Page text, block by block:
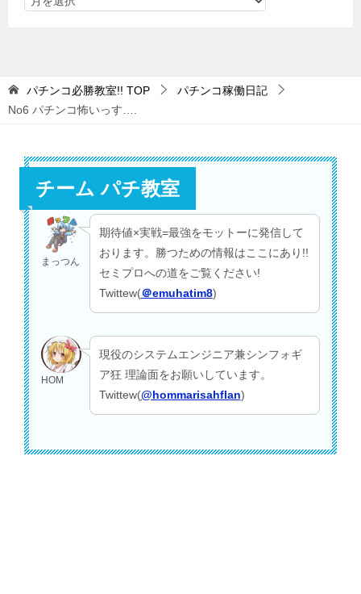
パチンコ必勝教室!! TOP
パチンコ稼働日記
No6 パチンコ怖いっす….
チーム パチ教室
まっつん
期待値×実戦=最強をモットーに発信して
おります。勝つための情報はここにあり!!
セミプロへの道をご覧ください!
Twittew(＠emuhatim8)
HOM
現役のシステムエンジニア兼シンフォギ
ア狂 理論面をお願いしています。
Twittew(@hommarisahflan)